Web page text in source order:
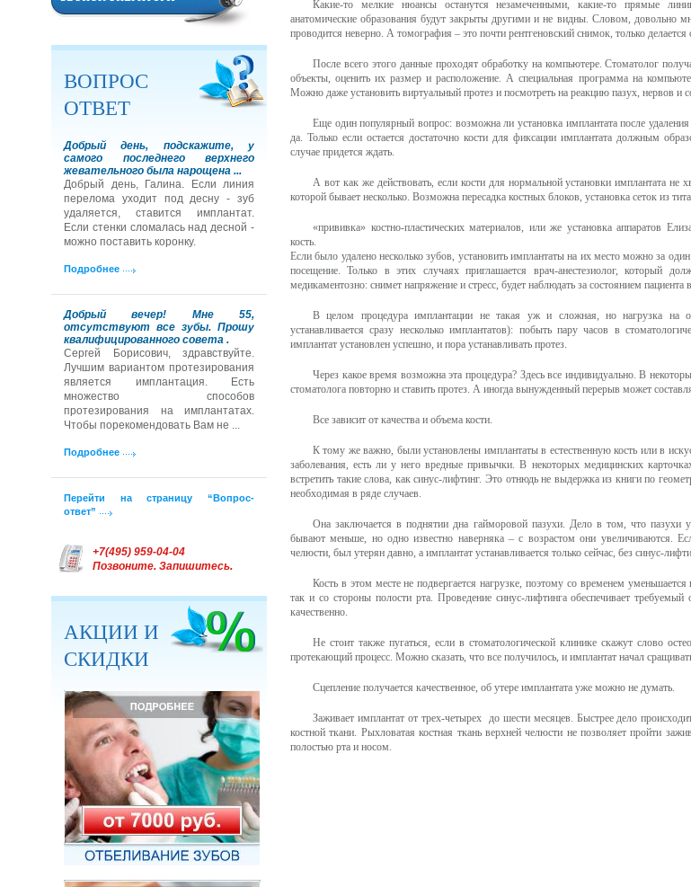
ВОПРОС
ОТВЕТ
Добрый день, подскажите, у
самого последнего верхнего
жевательного была нарощена ...
Добрый день, Галина. Если линия
перелома уходит под десну - зуб
удаляется, ставится имплантат.
Если стенки сломалась над десной -
можно поставить коронку.
Подробнее
Добрый вечер! Мне 55,
отсутствуют все зубы. Прошу
квалифицированного совета .
Сергей Борисович, здравствуйте.
Лучшим вариантом протезирования
является имплантация. Есть
множество способов
протезирования на имплантатах.
Чтобы порекомендовать Вам не ...
Подробнее
Перейти на страницу “Вопрос-
ответ”
+7(495) 959-04-04
Позвоните. Запишитесь.
АКЦИИ И
СКИДКИ
Какие-то мелкие нюансы останутся незамеченными, какие-то прямые
анатомические образования будут закрыты другими и не видны. Словом, довольно
проводится неверно. А томография – это почти рентгеновский снимок, только
После всего этого данные проходят обработку на компьютере. Стоматолог
объекты, оценить их размер и расположение. А специальная программа на
Можно даже установить виртуальный протез и посмотреть на реакцию пазух, нервов и
Еще один популярный вопрос: возможна ли установка имплантата после
да. Только если остается достаточно кости для фиксации имплантата должным
случае придется ждать.
А вот как же действовать, если кости для нормальной установки имплантата не
которой бывает несколько. Возможна пересадка костных блоков, установка сеток из
«прививка» костно-пластических материалов, или же установка аппаратов
кость.
Если было удалено несколько зубов, установить имплантаты на их место можно за
посещение. Только в этих случаях приглашается врач-анестезиолог, который
медикаментозно: снимет напряжение и стресс, будет наблюдать за состоянием пациента
В целом процедура имплантации не такая уж и сложная, но нагрузка на
устанавливается сразу несколько имплантатов): побыть пару часов в
имплантат установлен успешно, и пора устанавливать протез.
Через какое время возможна эта процедура? Здесь все индивидуально. В
стоматолога повторно и ставить протез. А иногда вынужденный перерыв может
Все зависит от качества и объема кости.
К тому же важно, были установлены имплантаты в естественную кость или в
заболевания, есть ли у него вредные привычки. В некоторых медицинских
встретить такие слова, как синус-лифтинг. Это отнюдь не выдержка из книги по
необходимая в ряде случаев.
Она заключается в поднятии дна гайморовой пазухи. Дело в том, что
бывают меньше, но одно известно наверняка – с возрастом они увеличиваются.
челюсти, был утерян давно, а имплантат устанавливается только сейчас, без синус-
Кость в этом месте не подвергается нагрузке, поэтому со временем
так и со стороны полости рта. Проведение синус-лифтинга обеспечивает
качественно.
Не стоит также пугаться, если в стоматологической клинике скажут слово
протекающий процесс. Можно сказать, что все получилось, и имплантат начал
Сцепление получается качественное, об утере имплантата уже можно не думать.
Заживает имплантат от трех-четырех до шести месяцев. Быстрее дело
костной ткани. Рыхловатая костная ткань верхней челюсти не позволяет пройти
полостью рта и носом.